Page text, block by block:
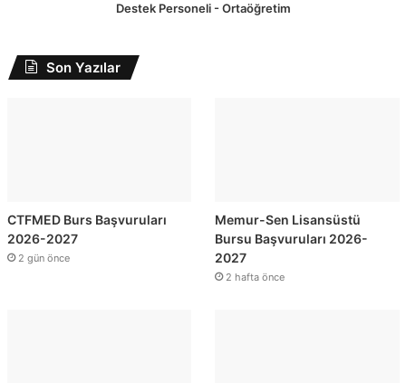
Destek Personeli - Ortaöğretim
Son Yazılar
CTFMED Burs Başvuruları
2026-2027
2 gün önce
Memur-Sen Lisansüstü
Bursu Başvuruları 2026-
2027
2 hafta önce